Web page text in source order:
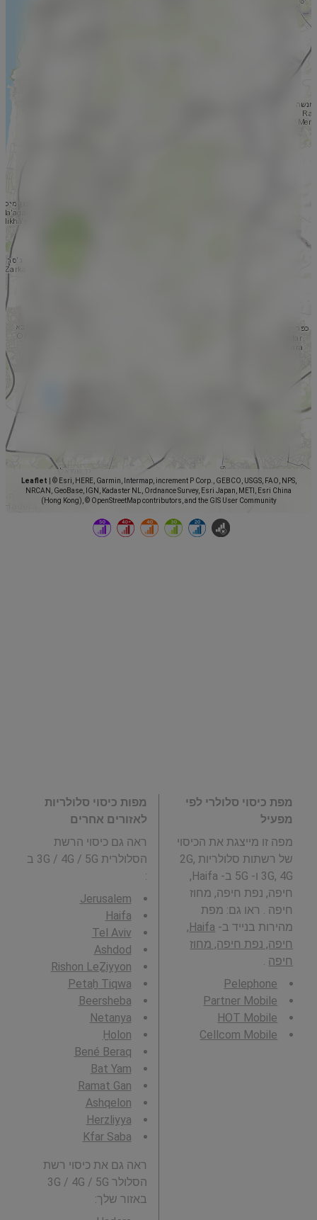
Leaflet
© Esri, HERE, Garmin, Intermap, increment P Corp., GEBCO, USGS, FAO, NPS,
NRCAN, GeoBase, IGN, Kadaster NL, Ordnance Survey, Esri Japan, METI, Esri China
(Hong Kong), © OpenStreetMap contributors, and the GIS User Community
מפת כיסוי סלולרי לפי
מפעיל
מפה זו מייצגת את הכיסוי
של רשתות סלולריות 2G,
3G, 4G ו- 5G ב- Haifa,
חיפה, נפת חיפה, מחוז
חיפה . ראו גם: מפת
מהירות בנייד ב-
Haifa,
חיפה, נפת חיפה, מחוז
חיפה .
Pelephone
Partner Mobile
HOT Mobile
Cellcom Mobile
מפות כיסוי סלולריות
לאזורים אחרים
ראה גם כיסוי הרשת
הסלולרית 3G / 4G / 5G ב
:
Jerusalem
Haifa
Tel Aviv
Ashdod
Rishon LeẔiyyon
Petaẖ Tiqwa
Beersheba
Netanya
H̱olon
Bené Beraq
Bat Yam
Ramat Gan
Ashqelon
Herzliyya
Kfar Saba
ראה גם את כיסוי רשת
הסלולר 3G / 4G / 5G
באזור שלך: